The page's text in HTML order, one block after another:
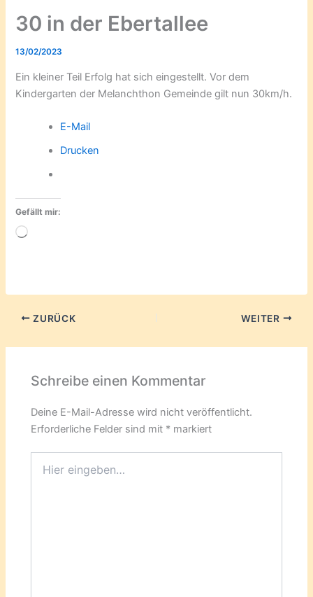
30 in der Ebertallee
13/02/2023
Ein kleiner Teil Erfolg hat sich eingestellt. Vor dem
Kindergarten der Melanchthon Gemeinde gilt nun 30km/h.
E-Mail
Drucken
Gefällt mir:
Wird
ZURÜCK WEITER
Schreibe einen Kommentar
Deine E-Mail-Adresse wird nicht veröffentlicht.
Erforderliche Felder sind mit * markiert
eingeben…